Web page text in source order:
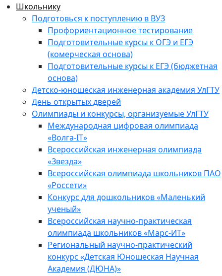
Школьнику
Подготовься к поступлению в ВУЗ
Профориентационное тестирование
Подготовительные курсы к ОГЭ и ЕГЭ
(комерческая основа)
Подготовительные курсы к ЕГЭ (бюджетная
основа)
Детско-юношеская инженерная академия УлГТУ
День открытых дверей
Олимпиады и конкурсы, организуемые УлГТУ
Международная цифровая олимпиада
«Волга-IT»
Всероссийская инженерная олимпиада
«Звезда»
Всероссийская олимпиада школьников ПАО
«Россети»
Конкурс для дошкольников «Маленький
ученый»
Всероссийская научно-практическая
олимпиада школьников «Марс-ИТ»
Региональный научно-практический
конкурс «Детская Юношеская Научная
Академия (ДЮНА)»